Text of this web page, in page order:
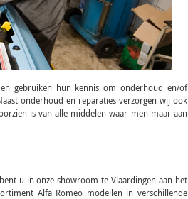
gebruiken hun kennis om onderhoud en/of
onderhoud en reparaties verzorgen wij ook
is van alle middelen waar men maar aan
u in onze showroom te Vlaardingen aan het
Alfa Romeo modellen in verschillende